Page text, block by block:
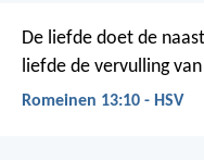
De liefde doet de
liefde de vervulling
Romeinen 13:10 - HSV